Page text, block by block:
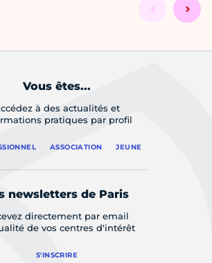
Vous êtes...
à des actualités et
pratiques par profil
ASSOCIATION JEUNE
newsletters de Paris
directement par email
de vos centres d'intérêt
S'INSCRIRE